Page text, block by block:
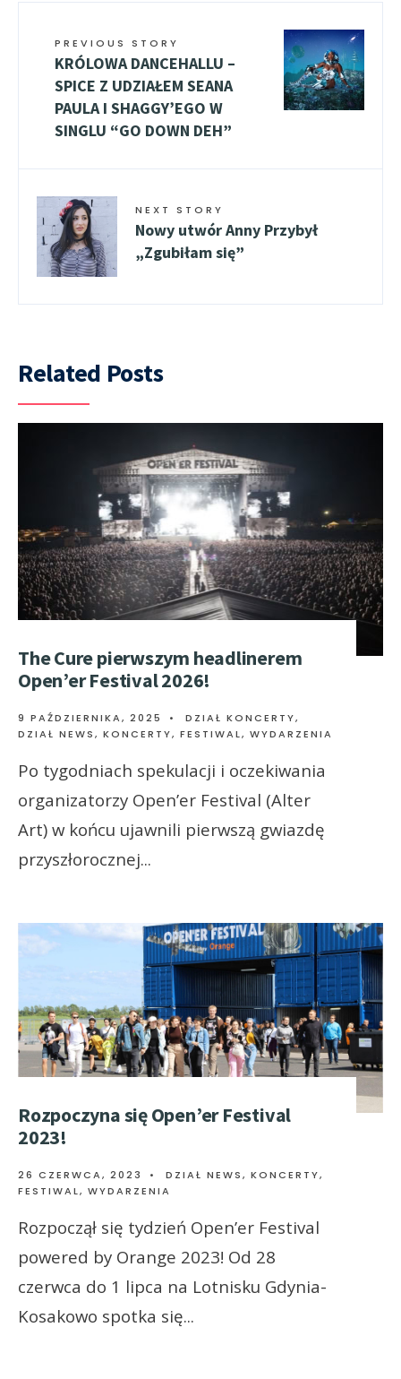
PREVIOUS STORY
KRÓLOWA DANCEHALLU –
SPICE Z UDZIAŁEM SEANA
PAULA I SHAGGY’EGO W
SINGLU “GO DOWN DEH”
NEXT STORY
Nowy utwór Anny Przybył
„Zgubiłam się”
Related Posts
The Cure pierwszym headlinerem
Open’er Festival 2026!
9 PAŹDZIERNIKA, 2025 • DZIAŁ KONCERTY,
DZIAŁ NEWS, KONCERTY, FESTIWAL, WYDARZENIA
Po tygodniach spekulacji i oczekiwania
organizatorzy Open’er Festival (Alter
Art) w końcu ujawnili pierwszą gwiazdę
przyszłorocznej...
Rozpoczyna się Open’er Festival
2023!
26 CZERWCA, 2023 • DZIAŁ NEWS, KONCERTY,
FESTIWAL, WYDARZENIA
Rozpoczął się tydzień Open’er Festival
powered by Orange 2023! Od 28
czerwca do 1 lipca na Lotnisku Gdynia-
Kosakowo spotka się...